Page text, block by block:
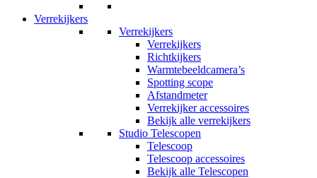
Verrekijkers
Verrekijkers
Verrekijkers
Richtkijkers
Warmtebeeldcamera’s
Spotting scope
Afstandmeter
Verrekijker accessoires
Bekijk alle verrekijkers
Studio Telescopen
Telescoop
Telescoop accessoires
Bekijk alle Telescopen